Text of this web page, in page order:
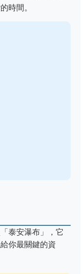
時間。
泰安瀑布」，它
你最關鍵的資